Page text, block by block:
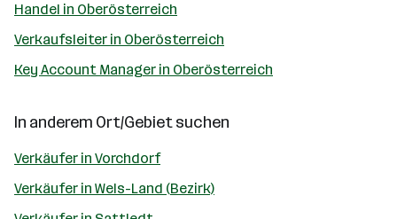
Handel in Oberösterreich
Verkaufsleiter in Oberösterreich
Key Account Manager in Oberösterreich
In anderem Ort/Gebiet suchen
Verkäufer in Vorchdorf
Verkäufer in Wels-Land (Bezirk)